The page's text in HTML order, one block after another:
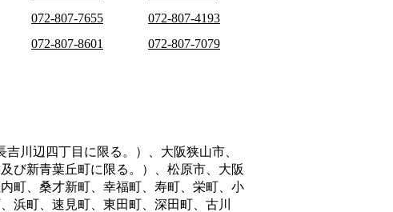
072-807-7655
072-807-4193
072-807-8601 072-807-7079
川辺四丁目に限る。）、大阪狭山市、
び新青葉丘町に限る。）、松原市、大阪
町、桑才新町、幸福町、寿町、栄町、小
浜町、速見町、東田町、深田町、古川